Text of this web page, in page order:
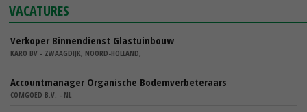
VACATURES
Verkoper Binnendienst Glastuinbouw
KARO BV - ZWAAGDIJK, NOORD-HOLLAND,
Accountmanager Organische Bodemverbeteraars
COMGOED B.V. - NL